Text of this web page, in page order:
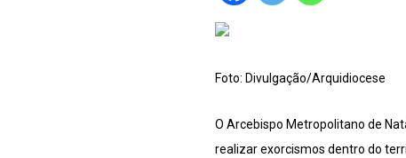
Foto: Divulgação/Arquidiocese
O Arcebispo Metropolitano de
realizar exorcismos dentro do